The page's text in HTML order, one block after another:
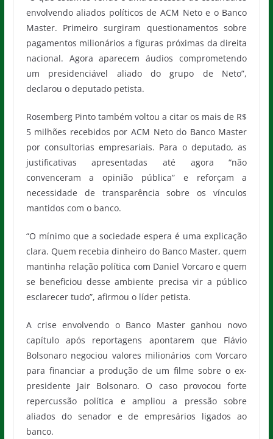
envolvendo aliados políticos de ACM Neto e o Banco
Master. Primeiro surgiram questionamentos sobre
pagamentos milionários a figuras próximas da direita
nacional. Agora aparecem áudios comprometendo
um presidenciável aliado do grupo de Neto”,
declarou o deputado petista.
Rosemberg Pinto também voltou a citar os mais de R$
5 milhões recebidos por ACM Neto do Banco Master
por consultorias empresariais. Para o deputado, as
justificativas apresentadas até agora “não
convenceram a opinião pública” e reforçam a
necessidade de transparência sobre os vínculos
mantidos com o banco.
“O mínimo que a sociedade espera é uma explicação
clara. Quem recebia dinheiro do Banco Master, quem
mantinha relação política com Daniel Vorcaro e quem
se beneficiou desse ambiente precisa vir a público
esclarecer tudo”, afirmou o líder petista.
A crise envolvendo o Banco Master ganhou novo
capítulo após reportagens apontarem que Flávio
Bolsonaro negociou valores milionários com Vorcaro
para financiar a produção de um filme sobre o ex-
presidente Jair Bolsonaro. O caso provocou forte
repercussão política e ampliou a pressão sobre
aliados do senador e de empresários ligados ao
banco.